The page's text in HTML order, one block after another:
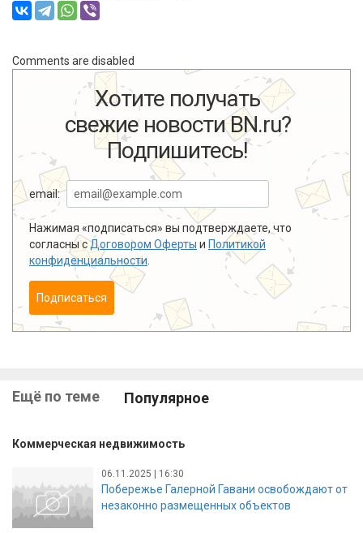
Comments are disabled
Хотите получать
свежие новости BN.ru?
Подпишитесь!
email:
Нажимая «подписаться» вы подтверждаете, что
согласны сДоговором Оферты и Политикой
конфиденциальности
Подписаться
Ещё по теме Популярное
Коммерческая недвижимость
06.11.2025 | 16:30
Побережье Галерной Гавани освобождают от
незаконно размещенных объектов